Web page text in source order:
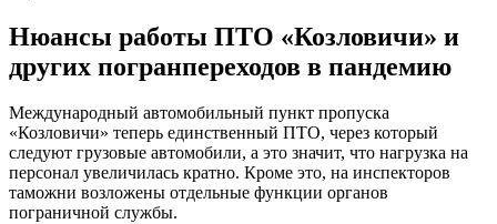
Нюансы работы ПТО «Козловичи» и
других погранпереходов в пандемию
Международный автомобильный пункт пропуска
«Козловичи» теперь единственный ПТО, через который
следуют грузовые автомобили, а это значит, что нагрузка на
персонал увеличилась кратно. Кроме это, на инспекторов
таможни возложены отдельные функции органов
пограничной службы.